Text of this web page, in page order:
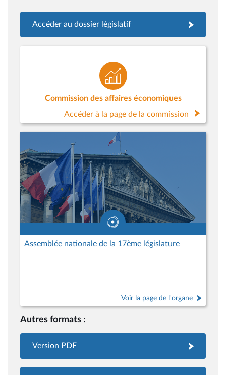
Accéder au dossier législatif
Commission des affaires économiques
Accéder à la page de la commission
Assemblée nationale de la 17ème législature
Voir la page de l'organe
Autres formats :
Version PDF